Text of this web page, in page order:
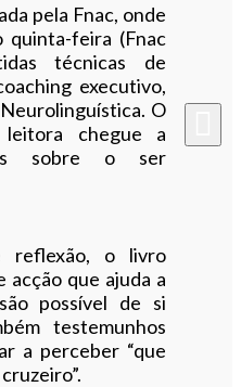
pela Fnac, onde
quinta-feira (Fnac
técnicas de
executivo,
O
chegue a
sobre o ser
reflexão, o livro
acção que ajuda a
possível de si
testemunhos
a perceber “que